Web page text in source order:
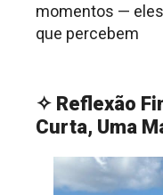
momentos —
que percebem
✧ Reflexão
Curta, Uma